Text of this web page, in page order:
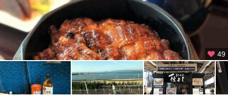
49